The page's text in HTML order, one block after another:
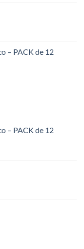
– PACK de 12
– PACK de 12